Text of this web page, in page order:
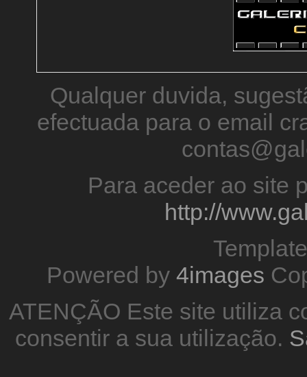
Qualquer duvida,
efectuada para o email
Para aceder ao site
http://
Powered by 4images
ATENÇÃO Este site utiliza
consentir a sua utilização.